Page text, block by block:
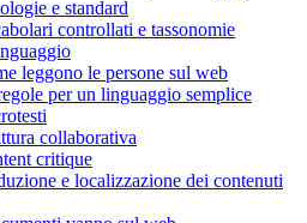
e standard
controllati e tassonomie
leggono le persone sul web
per un linguaggio semplice
collaborativa
critique
e localizzazione dei contenuti